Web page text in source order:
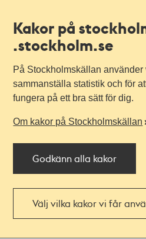
Kakor på
.stockholm.se
På Stockholmskällan använder
sammanställa statistik och för
fungera på ett bra sätt för dig.
Om kakor på Stockholmskällan
Godkänn alla kakor
Välj vilka kakor vi får